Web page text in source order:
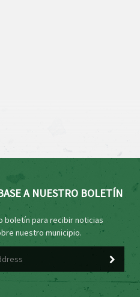
A NUESTRO BOLETÍN
boletín para recibir noticias
nuestro municipio.